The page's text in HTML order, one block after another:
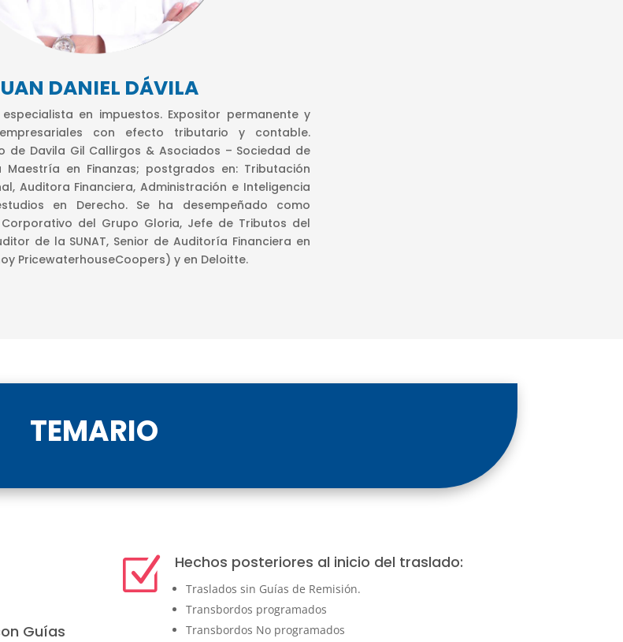
DANIEL DÁVILA
en impuestos. Expositor permanente y
con efecto tributario y contable.
de Davila Gil Callirgos & Asociados – Sociedad de
Maestría en Finanzas; postgrados en: Tributación
Auditora Financiera, Administración e Inteligencia
en Derecho. Se ha desempeñado como
del Grupo Gloria, Jefe de Tributos del
de la SUNAT, Senior de Auditoría Financiera en
PricewaterhouseCoopers) y en Deloitte.
TEMARIO
Guías
Z Hechos posteriores al inicio del traslado:
Traslados sin Guías de Remisión.
Transbordos programados
Transbordos No programados